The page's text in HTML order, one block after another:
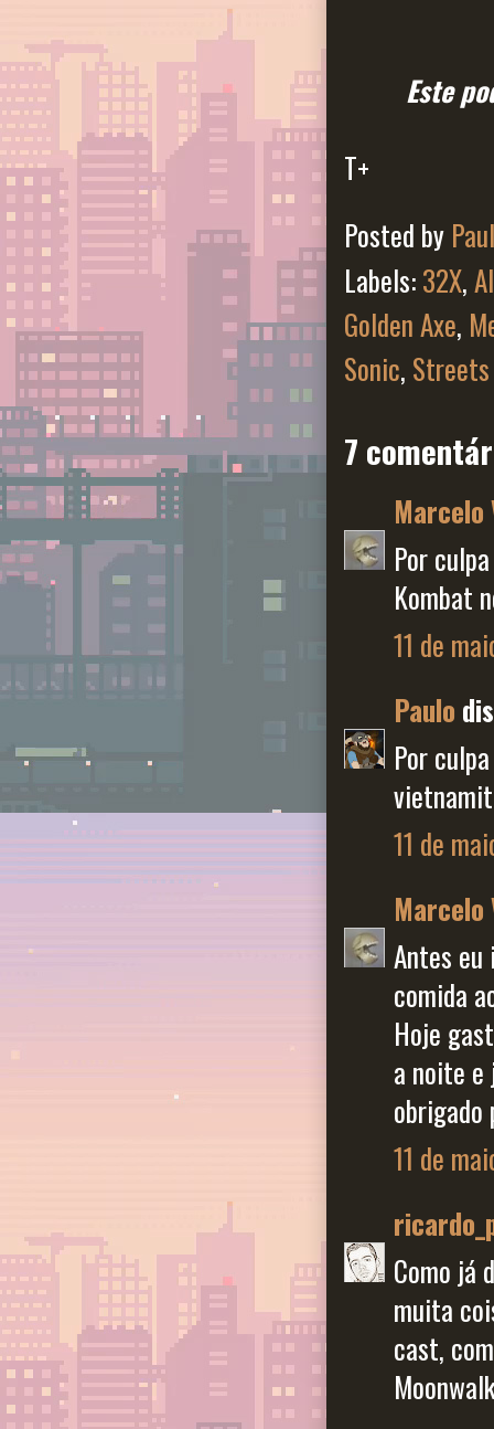
Este
T+
Posted by
Labels:32X,
Golden Axe,
Sonic,
7
Marcelo
Por
Kombat
11 de
Paulo
Por
11 de
Marcelo
Antes eu
comida
Hoje
a noite e
obrigado
11 de
Como já
muita
cast,